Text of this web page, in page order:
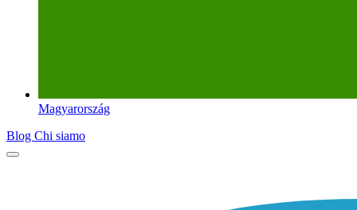
Magyarország
Blog Chi siamo